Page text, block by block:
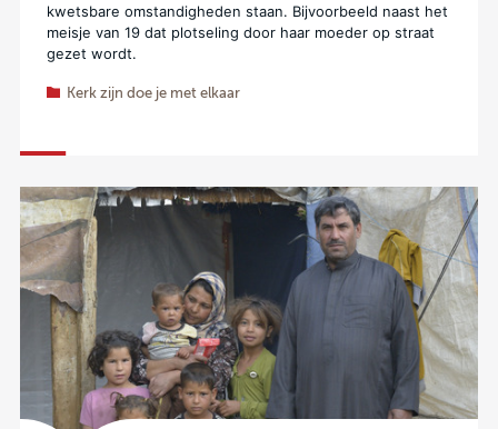
kwetsbare omstandigheden staan. Bijvoorbeeld naast het
meisje van 19 dat plotseling door haar moeder op straat
gezet wordt.
Kerk zijn doe je met elkaar